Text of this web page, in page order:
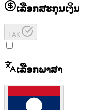
ເລືອກສະກຸນເງິນ
LAK
ເລືອກພາສາ